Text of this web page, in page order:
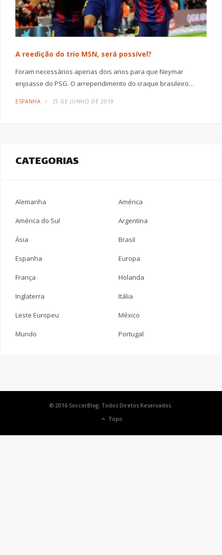
A reedição do trio MSN, será possível?
Foram necessários apenas dois anos para que Neymar
enjoasse do PSG. O arrependimento do craque brasileiro…
ESPANHA 25 DE JUNHO DE 2019
CATEGORIAS
Alemanha América
América do Sul Argentina
Ásia Brasil
Espanha Europa
França Holanda
Inglaterra Itália
Leste Europeu México
Mundo Portugal
© 2016 SoccerBlog. Todos Diretos Reservados.
Topo